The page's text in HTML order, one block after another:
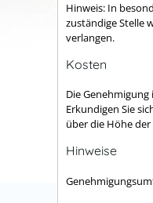
Hinweis: In
zuständige Stelle
verlangen.
Kosten
Die
Erkundigen Sie
über die Höhe
Hinweise